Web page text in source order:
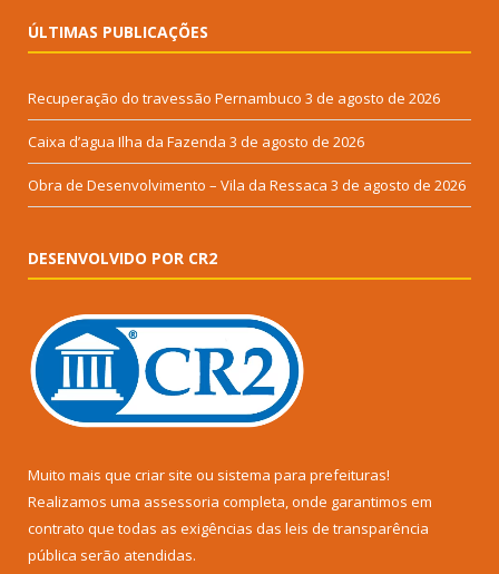
ÚLTIMAS PUBLICAÇÕES
Recuperação do travessão Pernambuco 3 de agosto de 2026
Caixa d’agua Ilha da Fazenda 3 de agosto de 2026
Obra de Desenvolvimento – Vila da Ressaca 3 de agosto de 2026
DESENVOLVIDO POR CR2
Muito mais que criar site ou sistema para prefeituras!
Realizamos uma assessoria completa, onde garantimos em
contrato que todas as exigências das leis de transparência
pública serão atendidas.